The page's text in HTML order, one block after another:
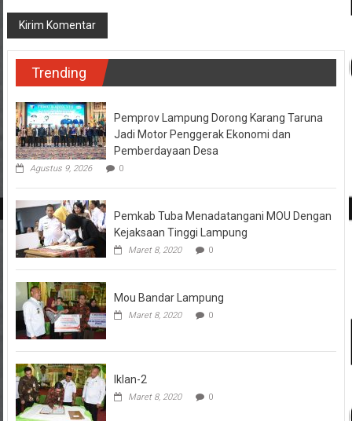
Trending
Pemprov Lampung Dorong Karang Taruna
Jadi Motor Penggerak Ekonomi dan
Pemberdayaan Desa
Agustus 9, 2026 0
Pemkab Tuba Menadatangani MOU Dengan
Kejaksaan Tinggi Lampung
Maret 8, 2020 0
Mou Bandar Lampung
Maret 8, 2020 0
Iklan-2
Maret 8, 2020 0